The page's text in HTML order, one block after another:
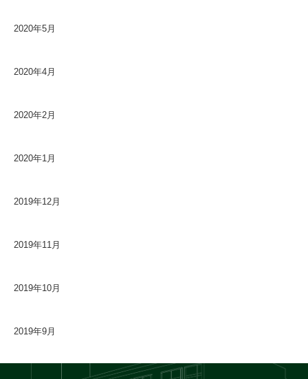
2020年5月
2020年4月
2020年2月
2020年1月
2019年12月
2019年11月
2019年10月
2019年9月